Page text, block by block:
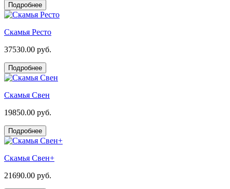
Подробнее
Скамья Ресто
37530.00 руб.
Подробнее
Скамья Свен
19850.00 руб.
Подробнее
Скамья Свен+
21690.00 руб.